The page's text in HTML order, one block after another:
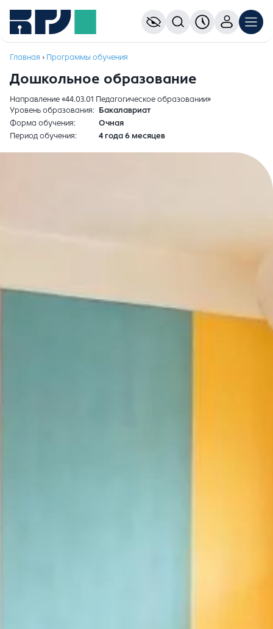
Главная › Программы обучения
Дошкольное образование
Направление «44.03.01 Педагогическое образовании»
Уровень образования
Бакалавриат
Форма обучения
Очная
Период обучения
4 года 6 месяцев